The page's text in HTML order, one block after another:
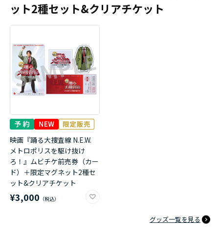
ット2種セット&クリアチケット
映画『踊る大捜査線 N.E.W.
メトロポリスを駆け抜け
ろ！』ムビチケ前売券（カー
ド）＋限定マグネット2種セ
ット&クリアチケット
¥3,000
グッズ一覧を見る